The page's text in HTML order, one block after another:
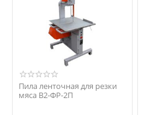
Пила ленточная для резки
мяса В2-ФР-2П